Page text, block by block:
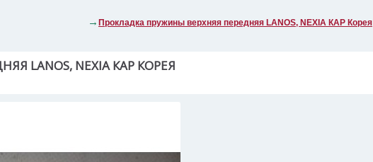
Прокладка пружины верхняя передняя LANOS, NEXIA КАР Корея
LANOS, NEXIA КАР КОРЕЯ